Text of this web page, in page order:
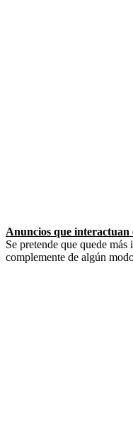
Anuncios que interactuan
Se pretende que quede
complemente de algún